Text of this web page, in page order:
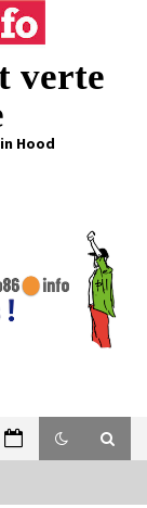
verte
Hood